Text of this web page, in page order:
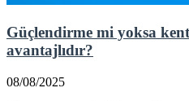
Güçlendirme mi yoksa
avantajlıdır?
08/08/2025